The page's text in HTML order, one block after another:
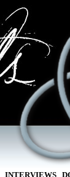
INTERVIEWS